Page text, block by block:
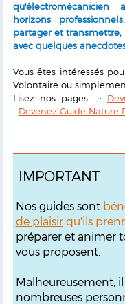
horizons
partager et
avec quelques
Vous êtes intéressés
Volontaire ou
Lisez nos pages :
Devenez Guide Nature
IMPORTANT
Nos guides sont
de plaisirqu'ils
préparer et animer
vous proposent.
Malheureusement,
nombreuses